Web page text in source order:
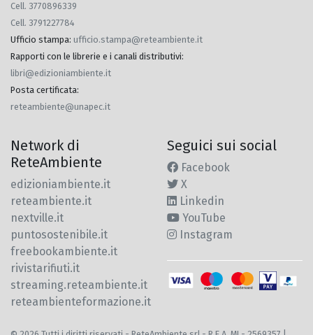
Cell. 3770896339
Cell. 3791227784
Ufficio stampa: ufficio.stampa@reteambiente.it
Rapporti con le librerie e i canali distributivi:
libri@edizioniambiente.it
Posta certificata:
reteambiente@unapec.it
Network di
ReteAmbiente
edizioniambiente.it
reteambiente.it
nextville.it
puntosostenibile.it
freebookambiente.it
rivistarifiuti.it
streaming.reteambiente.it
reteambienteformazione.it
Seguici sui social
Facebook
X
Linkedin
YouTube
Instagram